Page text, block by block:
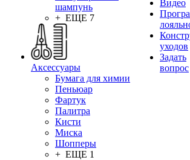
шампунь
+ ЕЩЕ 7
Аксессуары
Бумага для химии
Пеньюар
Фартук
Палитра
Кисти
Миска
Шопперы
+ ЕЩЕ 1
Видео
уходов
Задать
вопрос